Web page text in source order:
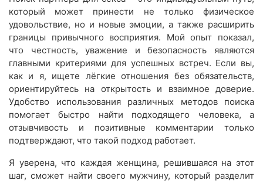
который может принести не только физическое
удовольствие, но и новые эмоции, а также расширить
границы привычного восприятия. Мой опыт показал,
что честность, уважение и безопасность являются
главными критериями для успешных встреч. Если вы,
как и я, ищете лёгкие отношения без обязательств,
ориентируйтесь на открытость и взаимное доверие.
Удобство использования различных методов поиска
помогает быстро найти подходящего человека, а
отзывчивость и позитивные комментарии только
подтверждают, что такой подход работает.
Я уверена, что каждая женщина, решившаяся на этот
шаг, сможет найти своего мужчину, который разделит